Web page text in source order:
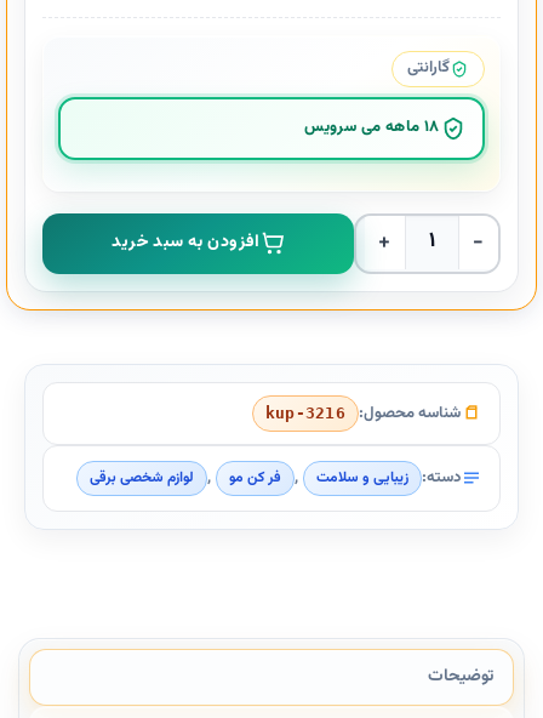
گارانتی
18 ماهه می سرویس
فر کننده مو شیگلم مدل 32 mm عدد
افزودن به سبد خرید
شناسه محصول: kup-3216
دسته: زیبایی و سلامت , فر کن مو , لوازم شخصی برقی
توضیحات